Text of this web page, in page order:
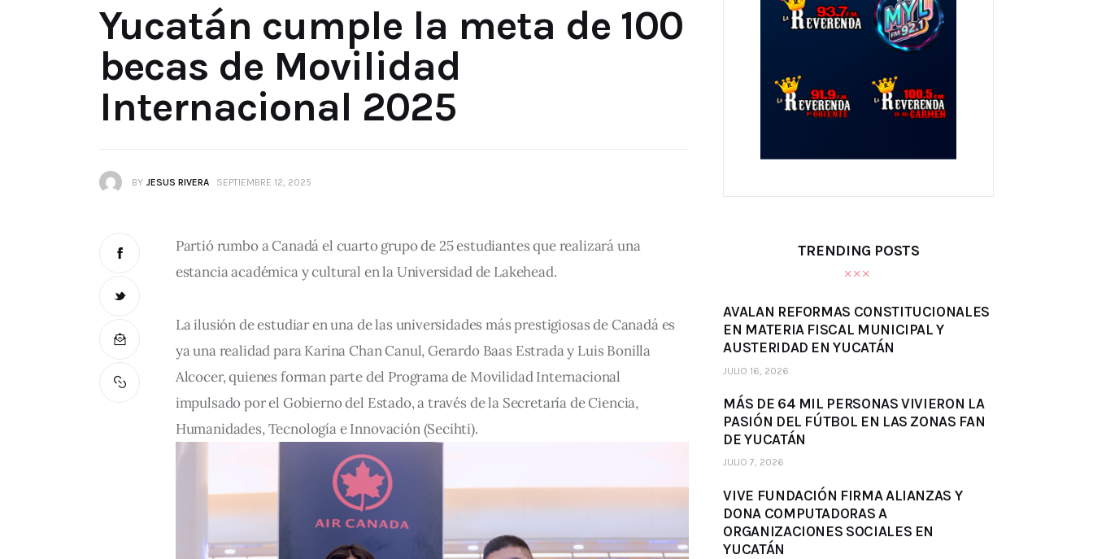
Yucatán cumple la meta de 100
becas de Movilidad
Internacional 2025
BY JESUS RIVERA SEPTIEMBRE 12, 2025
Partió rumbo a Canadá el cuarto grupo de 25 estudiantes que realizará una
estancia académica y cultural en la Universidad de Lakehead.
La ilusión de estudiar en una de las universidades más prestigiosas de Canadá es
ya una realidad para Karina Chan Canul, Gerardo Baas Estrada y Luis Bonilla
Alcocer, quienes forman parte del Programa de Movilidad Internacional
impulsado por el Gobierno del Estado, a través de la Secretaría de Ciencia,
Humanidades, Tecnología e Innovación (Secihti).
TRENDING POSTS
AVALAN REFORMAS CONSTITUCIONALES
EN MATERIA FISCAL MUNICIPAL Y
AUSTERIDAD EN YUCATÁN
JULIO 16, 2026
MÁS DE 64 MIL PERSONAS VIVIERON LA
PASIÓN DEL FÚTBOL EN LAS ZONAS FAN
DE YUCATÁN
JULIO 7, 2026
VIVE FUNDACIÓN FIRMA ALIANZAS Y
DONA COMPUTADORAS A
ORGANIZACIONES SOCIALES EN
YUCATÁN